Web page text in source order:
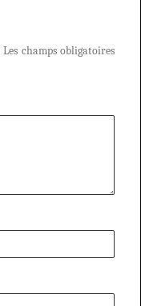
Les champs obligatoires